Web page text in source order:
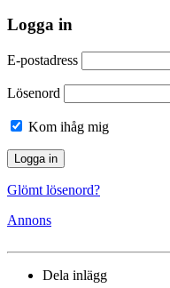
Logga in
E-postadress
Lösenord
Kom ihåg mig
Glömt lösenord?
Annons
Dela inlägg